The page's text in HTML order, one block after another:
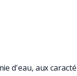
DE
d'eau, aux